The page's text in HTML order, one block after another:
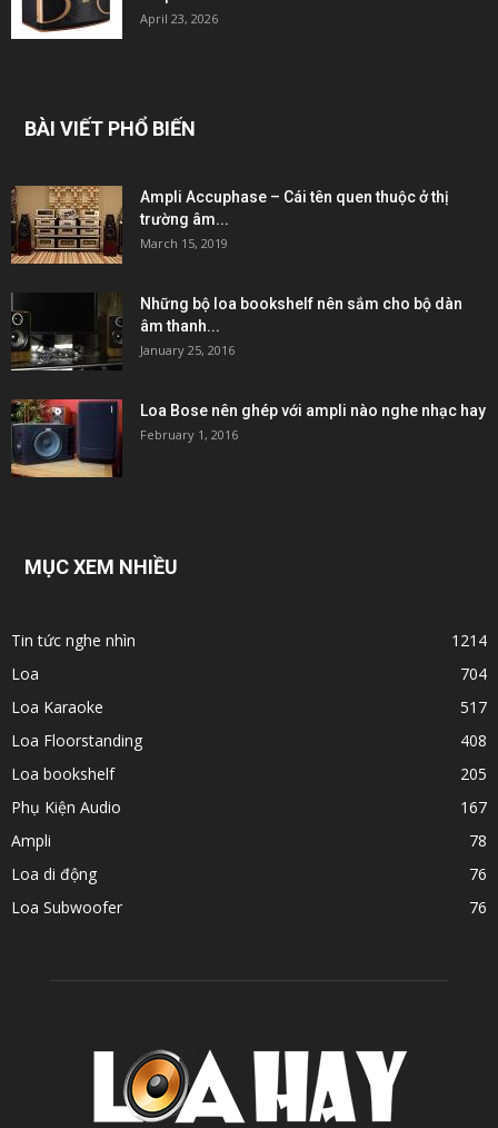
April 23, 2026
BÀI VIẾT PHỔ BIẾN
Ampli Accuphase – Cái tên quen thuộc ở thị
trường âm...
March 15, 2019
Những bộ loa bookshelf nên sắm cho bộ dàn
âm thanh...
January 25, 2016
Loa Bose nên ghép với ampli nào nghe nhạc hay
February 1, 2016
MỤC XEM NHIỀU
Tin tức nghe nhìn
1214
Loa
704
Loa Karaoke
517
Loa Floorstanding
408
Loa bookshelf
205
Phụ Kiện Audio
167
Ampli
78
Loa di động
76
Loa Subwoofer
76